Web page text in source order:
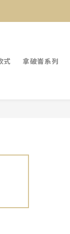
式 拿破崙系列